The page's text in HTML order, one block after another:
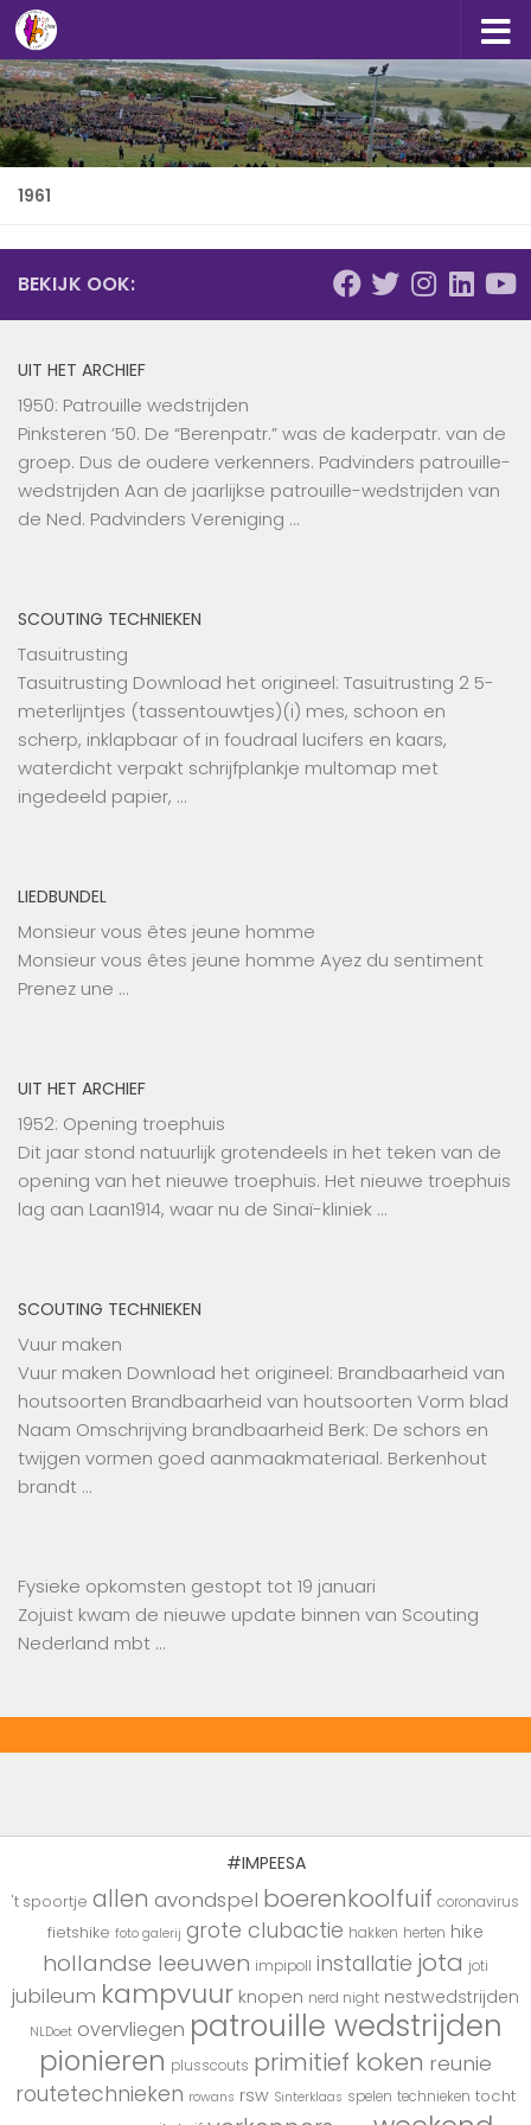
Doorgaan naar inhoud
1961
BEKIJK OOK:
UIT HET ARCHIEF
1950: Patrouille wedstrijden
Pinksteren ’50. De “Berenpatr.” was de kaderpatr. van de
groep. Dus de oudere verkenners. Padvinders patrouille-
wedstrijden Aan de jaarlijkse patrouille-wedstrijden van
de Ned. Padvinders Vereniging …
SCOUTING TECHNIEKEN
Tasuitrusting
Tasuitrusting Download het origineel: Tasuitrusting 2 5-
meterlijntjes (tassentouwtjes)(i) mes, schoon en
scherp, inklapbaar of in foudraal lucifers en kaars,
waterdicht verpakt schrijfplankje multomap met
ingedeeld papier, …
LIEDBUNDEL
Monsieur vous êtes jeune homme
Monsieur vous êtes jeune homme Ayez du sentiment
Prenez une …
UIT HET ARCHIEF
1952: Opening troephuis
Dit jaar stond natuurlijk grotendeels in het teken van de
opening van het nieuwe troephuis. Het nieuwe troephuis
lag aan Laan1914, waar nu de Sinaï-kliniek …
SCOUTING TECHNIEKEN
Vuur maken
Vuur maken Download het origineel: Brandbaarheid van
houtsoorten Brandbaarheid van houtsoorten Vorm blad
Naam Omschrijving brandbaarheid Berk: De schors en
twijgen vormen goed aanmaakmateriaal. Berkenhout
brandt …
Fysieke opkomsten gestopt tot 19 januari
Zojuist kwam de nieuwe update binnen van Scouting
Nederland mbt …
#IMPEESA
't spoortje allen avondspel boerenkoolfuif coronavirus
fietshike foto galerij grote clubactie hakken herten hike
hollandse leeuwen impipoll installatie jota joti
jubileum kampvuur knopen nerd night nestwedstrijden
NLDoet overvliegen patrouille wedstrijden
pionieren plusscouts primitief koken reunie
routetechnieken rowans rsw Sinterklaas spelen technieken tocht